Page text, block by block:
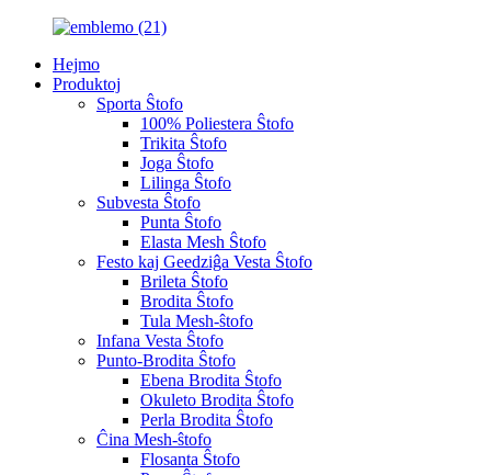
Hejmo
Produktoj
Sporta Ŝtofo
100% Poliestera Ŝtofo
Trikita Ŝtofo
Joga Ŝtofo
Lilinga Ŝtofo
Subvesta Ŝtofo
Punta Ŝtofo
Elasta Mesh Ŝtofo
Festo kaj Geedziĝa Vesta Ŝtofo
Brileta Ŝtofo
Brodita Ŝtofo
Tula Mesh-ŝtofo
Infana Vesta Ŝtofo
Punto-Brodita Ŝtofo
Ebena Brodita Ŝtofo
Okuleto Brodita Ŝtofo
Perla Brodita Ŝtofo
Ĉina Mesh-ŝtofo
Flosanta Ŝtofo